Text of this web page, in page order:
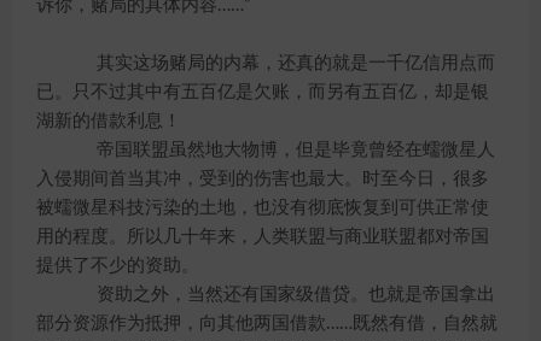
诉你，赌局的具体内容……”
其实这场赌局的内幕，还真的就是一千亿信用点而
已。只不过其中有五百亿是欠账，而另有五百亿，却是银
湖新的借款利息！
帝国联盟虽然地大物博，但是毕竟曾经在蠕微星人
入侵期间首当其冲，受到的伤害也最大。时至今日，很多
被蠕微星科技污染的土地，也没有彻底恢复到可供正常使
用的程度。所以几十年来，人类联盟与商业联盟都对帝国
提供了不少的资助。
资助之外，当然还有国家级借贷。也就是帝国拿出
部分资源作为抵押，向其他两国借款……既然有借，自然就